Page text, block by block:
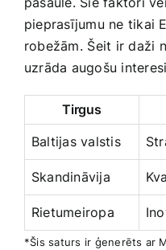
pieprasījumu ne tikai
robežām. ⁢Šeit ir daži
uzrāda augošu
Tirgus
Baltijas valstis
Skandināvija
Rietumeiropa
*Šis saturs ir ģenerēts ar